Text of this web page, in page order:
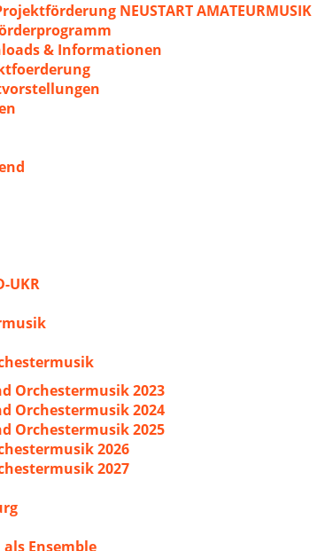
NEUSTART AMATEURMUSIK
& Informationen
UKR
Orchestermusik 2023
Orchestermusik 2024
Orchestermusik 2025
2026
2027
Ensemble